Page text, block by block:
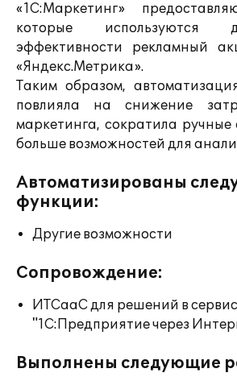
«1С:Маркетинг»
которые используются
эффективности рекламный
«Яндекс.Метрика».
Таким образом,
повлияла на снижение
маркетинга, сократила
больше возможностей для
Автоматизированы
функции:
Другие возможности
Сопровождение:
ИТСааС для решений в
"1С:Предприятие через
Выполнены следующие